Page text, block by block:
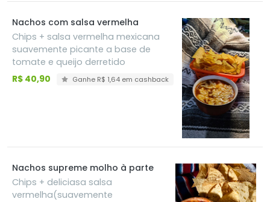
Nachos com salsa vermelha
Chips + salsa vermelha mexicana
suavemente picante a base de
tomate e queijo derretido
R$ 40,90
Ganhe R$ 1,64 em cashback
Nachos supreme molho à parte
Chips + deliciasa salsa
vermelha(suavemente